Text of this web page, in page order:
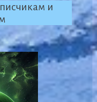
и